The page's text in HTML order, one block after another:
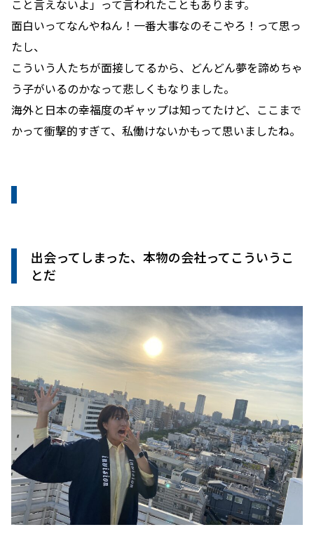
こと言えないよ」って言われたこともあります。
面白いってなんやねん！一番大事なのそこやろ！って思っ
たし、
こういう人たちが面接してるから、どんどん夢を諦めちゃ
う子がいるのかなって悲しくもなりました。
海外と日本の幸福度のギャップは知ってたけど、ここまで
かって衝撃的すぎて、私働けないかもって思いましたね。
出会ってしまった、本物の会社ってこういうこ
とだ